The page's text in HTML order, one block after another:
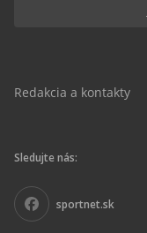
Redakcia a kontakty
Sledujte nás:
sportnet.sk